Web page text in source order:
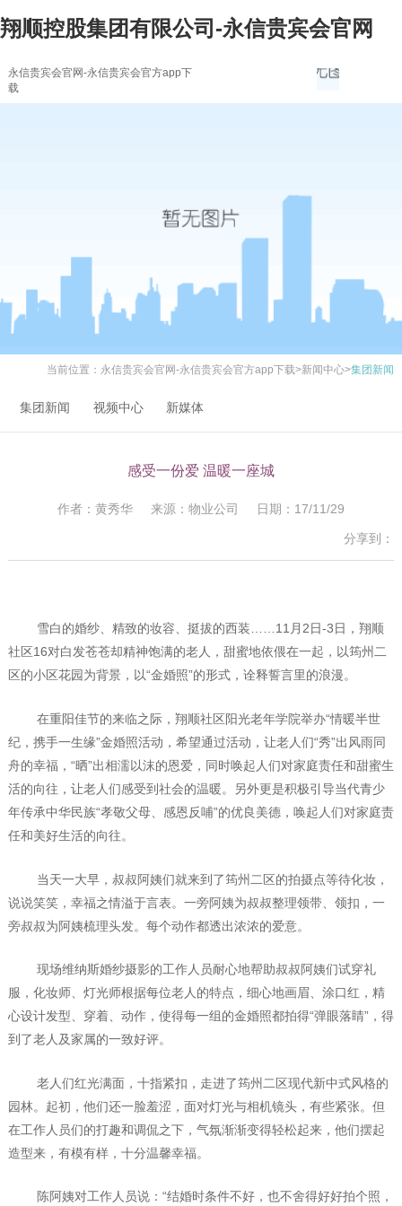
翔顺控股集团有限公司-永信贵宾会官网
永信贵宾会官网-永信贵宾会官方app下
载
当前位置： 永信贵宾会官网-永信贵宾会官方app下载>新闻中心>集团新闻
集团新闻 视频中心 新媒体
感受一份爱 温暖一座城
作者：黄秀华 来源：物业公司 日期：17/11/29
分享到：
雪白的婚纱、精致的妆容、挺拔的西装……11月2日-3日，翔顺
社区16对白发苍苍却精神饱满的老人，甜蜜地依偎在一起，以筠州二
区的小区花园为背景，以“金婚照”的形式，诠释誓言里的浪漫。
在重阳佳节的来临之际，翔顺社区阳光老年学院举办“情暖半世
纪，携手一生缘”金婚照活动，希望通过活动，让老人们“秀”出风雨同
舟的幸福，“晒”出相濡以沫的恩爱，同时唤起人们对家庭责任和甜蜜生
活的向往，让老人们感受到社会的温暖。另外更是积极引导当代青少
年传承中华民族“孝敬父母、感恩反哺”的优良美德，唤起人们对家庭责
任和美好生活的向往。
当天一大早，叔叔阿姨们就来到了筠州二区的拍摄点等待化妆，
说说笑笑，幸福之情溢于言表。一旁阿姨为叔叔整理领带、领扣，一
旁叔叔为阿姨梳理头发。每个动作都透出浓浓的爱意。
现场维纳斯婚纱摄影的工作人员耐心地帮助叔叔阿姨们试穿礼
服，化妆师、灯光师根据每位老人的特点，细心地画眉、涂口红，精
心设计发型、穿着、动作，使得每一组的金婚照都拍得“弹眼落睛”，得
到了老人及家属的一致好评。
老人们红光满面，十指紧扣，走进了筠州二区现代新中式风格的
园林。起初，他们还一脸羞涩，面对灯光与相机镜头，有些紧张。但
在工作人员们的打趣和调侃之下，气氛渐渐变得轻松起来，他们摆起
造型来，有模有样，十分温馨幸福。
陈阿姨对工作人员说：“结婚时条件不好，也不舍得好好拍个照，